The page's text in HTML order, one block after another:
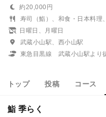
約20,000円
寿司（鮨）、和食・日本料理
日曜日、月曜日
武蔵小山駅、西小山駅
東急目黒線 武蔵小山駅より
トップ 投稿 コース
鮨 季らく